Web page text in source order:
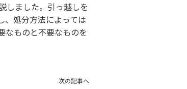
しました。引っ越しを
、処分方法によっては
なものと不要なものを
次の記事へ